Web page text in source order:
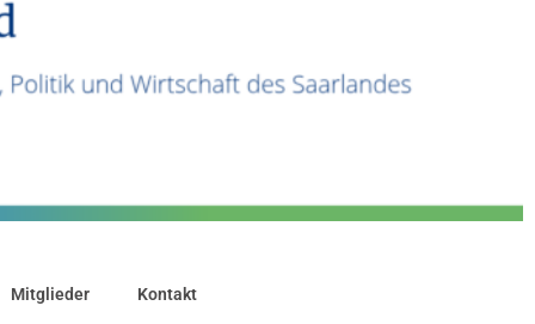
Mitglieder Kontakt